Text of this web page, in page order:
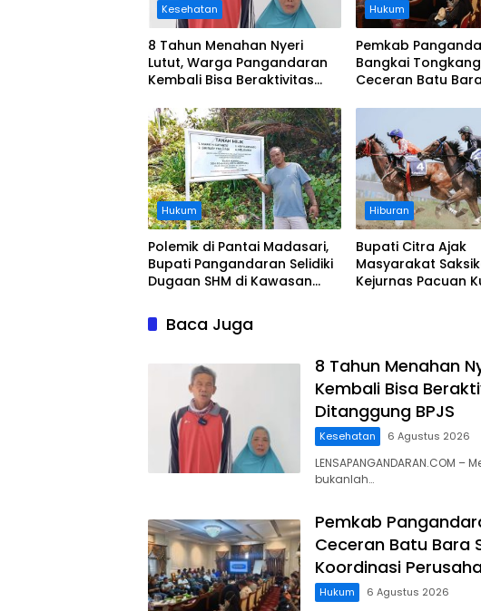
Kesehatan
8 Tahun Menahan Nyeri
Lutut, Warga Pangandaran
Kembali Bisa Beraktivitas
Ditanggung BPJS
Hukum
Pemkab
Bangkai
Ceceran Batu
Koordinasi
Hukum
Polemik di Pantai Madasari,
Bupati Pangandaran Selidiki
Dugaan SHM di Kawasan
Hiburan
Bupati Citra Ajak
Masyarakat
Kejurnas Pacuan
Baca Juga
8 Tahun Menahan
Kembali Bisa
Ditanggung BPJS
Kesehatan 6 Agustus 2026
bukanlah…
Pemkab
Ceceran Batu Bara
Koordinasi
Hukum 6 Agustus 2026